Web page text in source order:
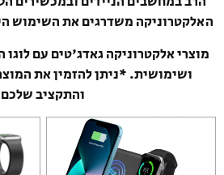
האלקטרוניקה משדרגים את השימוש
מוצרי אלקטרוניקה גאדג'טים עם
ושימושית. *ניתן להזמין את
והתקציב שלכם